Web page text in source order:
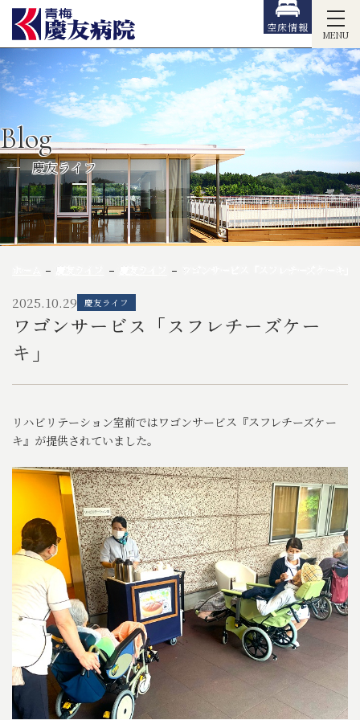
MENU
空床情報
Blog
慶友ライフ
ワゴンサービス「スフレチーズケーキ」
2025.10.29 慶友ライフ
ワゴンサービス「スフレチーズケー
キ」
リハビリテーション室前ではワゴンサービス『スフレチーズケー
キ』が提供されていました。